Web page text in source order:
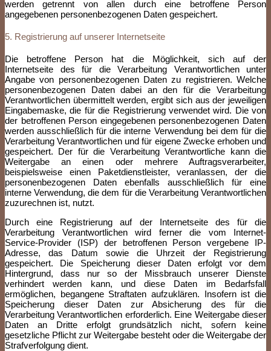
werden getrennt von allen durch eine betroffene Person
angegebenen personenbezogenen Daten gespeichert.
5. Registrierung auf unserer Internetseite
Die betroffene Person hat die Möglichkeit, sich auf der
Internetseite des für die Verarbeitung Verantwortlichen unter
Angabe von personenbezogenen Daten zu registrieren. Welche
personenbezogenen Daten dabei an den für die Verarbeitung
Verantwortlichen übermittelt werden, ergibt sich aus der jeweiligen
Eingabemaske, die für die Registrierung verwendet wird. Die von
der betroffenen Person eingegebenen personenbezogenen Daten
werden ausschließlich für die interne Verwendung bei dem für die
Verarbeitung Verantwortlichen und für eigene Zwecke erhoben und
gespeichert. Der für die Verarbeitung Verantwortliche kann die
Weitergabe an einen oder mehrere Auftragsverarbeiter,
beispielsweise einen Paketdienstleister, veranlassen, der die
personenbezogenen Daten ebenfalls ausschließlich für eine
interne Verwendung, die dem für die Verarbeitung Verantwortlichen
zuzurechnen ist, nutzt.
Durch eine Registrierung auf der Internetseite des für die
Verarbeitung Verantwortlichen wird ferner die vom Internet-
Service-Provider (ISP) der betroffenen Person vergebene IP-
Adresse, das Datum sowie die Uhrzeit der Registrierung
gespeichert. Die Speicherung dieser Daten erfolgt vor dem
Hintergrund, dass nur so der Missbrauch unserer Dienste
verhindert werden kann, und diese Daten im Bedarfsfall
ermöglichen, begangene Straftaten aufzuklären. Insofern ist die
Speicherung dieser Daten zur Absicherung des für die
Verarbeitung Verantwortlichen erforderlich. Eine Weitergabe dieser
Daten an Dritte erfolgt grundsätzlich nicht, sofern keine
gesetzliche Pflicht zur Weitergabe besteht oder die Weitergabe der
Strafverfolgung dient.